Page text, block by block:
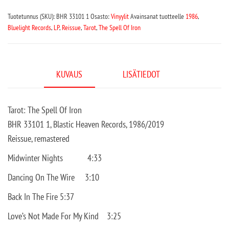
Tuotetunnus (SKU): BHR 33101 1Osasto:VinyylitAvainsanat tuotteelle 1986,
Bluelight Records,LP,Reissue,Tarot,The Spell Of Iron
KUVAUS LISÄTIEDOT
Tarot: The Spell Of Iron
BHR 33101 1, Blastic Heaven Records, 1986/2019
Reissue, remastered
Midwinter Nights
4:33
Dancing On The Wire
3:10
Back In The Fire 5:37
Love’s Not Made For My Kind
3:25